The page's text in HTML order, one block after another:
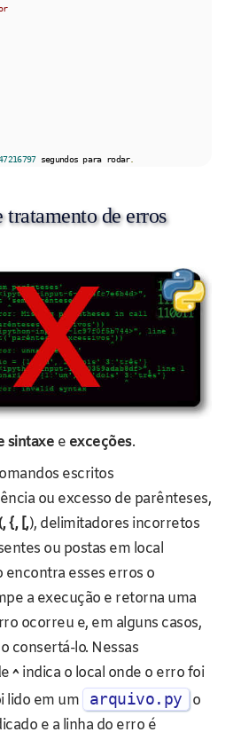
segundos para rodar.
tratamento de erros
sintaxe e exceções.
escritos
ou excesso de parênteses,
{, [,), delimitadores incorretos
ou postas em local
esses erros o
a execução e retorna uma
ocorreu e, em alguns casos,
consertá-lo. Nessas
^indica o local onde o erro foi
lido em um
arquivo.py
o
e a linha do erro é